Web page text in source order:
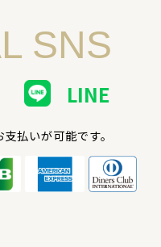
SNS
LINE
払いが可能です。